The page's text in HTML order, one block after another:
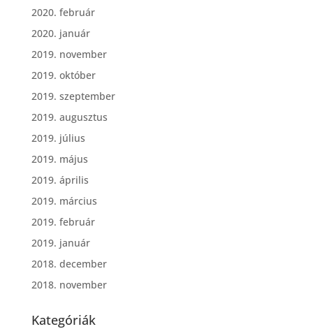
2020. február
2020. január
2019. november
2019. október
2019. szeptember
2019. augusztus
2019. július
2019. május
2019. április
2019. március
2019. február
2019. január
2018. december
2018. november
Kategóriák